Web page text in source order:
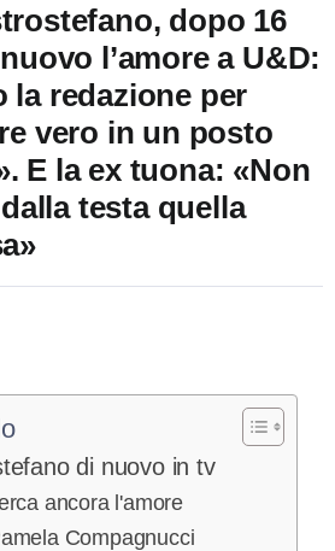
dopo 16
l’amore a U&D:
la redazione per
vero in un posto
E la ex tuona: «Non
testa quella
di nuovo in tv
ancora l'amore
Compagnucci